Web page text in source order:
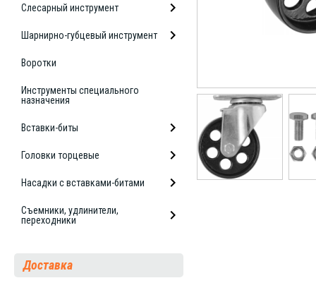
Слесарный инструмент
Шарнирно-губцевый инструмент
Воротки
Инструменты специального
назначения
Вставки-биты
Головки торцевые
Насадки с вставками-битами
Съемники, удлинители,
переходники
Доставка